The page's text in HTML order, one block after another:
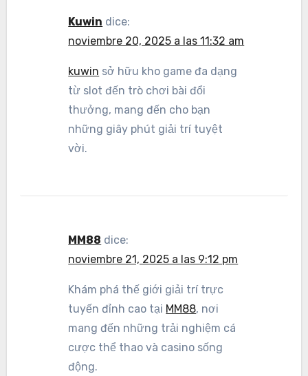
Kuwin dice:
noviembre 20, 2025 a las 11:32 am
kuwin sở hữu kho game đa dạng
từ slot đến trò chơi bài đổi
thưởng, mang đến cho bạn
những giây phút giải trí tuyệt
vời.
MM88 dice:
noviembre 21, 2025 a las 9:12 pm
Khám phá thế giới giải trí trực
tuyến đỉnh cao tại MM88, nơi
mang đến những trải nghiệm cá
cược thể thao và casino sống
động.